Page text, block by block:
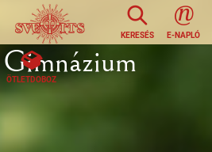
Ugrás a tartalomra
KERESÉS E-NAPLÓ
ÖTLETDOBOZ
Gimnázium